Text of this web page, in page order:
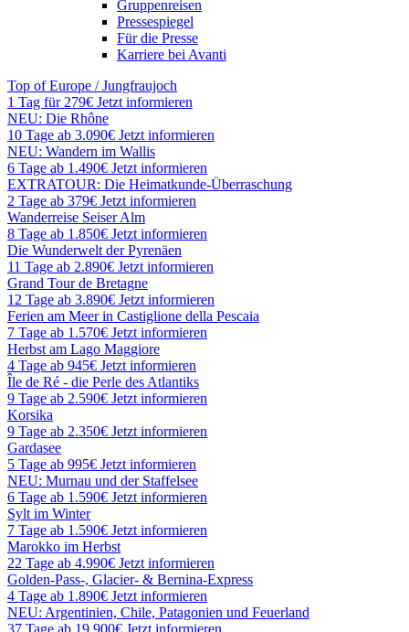
Gruppenreisen
Pressespiegel
Für die Presse
Karriere bei Avanti
Top of Europe / Jungfraujoch
1 Tag für 279€ Jetzt informieren
NEU: Die Rhône
10 Tage ab 3.090€ Jetzt informieren
NEU: Wandern im Wallis
6 Tage ab 1.490€ Jetzt informieren
EXTRATOUR: Die Heimatkunde-Überraschung
2 Tage ab 379€ Jetzt informieren
Wanderreise Seiser Alm
8 Tage ab 1.850€ Jetzt informieren
Die Wunderwelt der Pyrenäen
11 Tage ab 2.890€ Jetzt informieren
Grand Tour de Bretagne
12 Tage ab 3.890€ Jetzt informieren
Ferien am Meer in Castiglione della Pescaia
7 Tage ab 1.570€ Jetzt informieren
Herbst am Lago Maggiore
4 Tage ab 945€ Jetzt informieren
Île de Ré - die Perle des Atlantiks
9 Tage ab 2.590€ Jetzt informieren
Korsika
9 Tage ab 2.350€ Jetzt informieren
Gardasee
5 Tage ab 995€ Jetzt informieren
NEU: Murnau und der Staffelsee
6 Tage ab 1.590€ Jetzt informieren
Sylt im Winter
7 Tage ab 1.590€ Jetzt informieren
Marokko im Herbst
22 Tage ab 4.990€ Jetzt informieren
Golden-Pass-, Glacier- & Bernina-Express
4 Tage ab 1.890€ Jetzt informieren
NEU: Argentinien, Chile, Patagonien und Feuerland
37 Tage ab 19.900€ Jetzt informieren